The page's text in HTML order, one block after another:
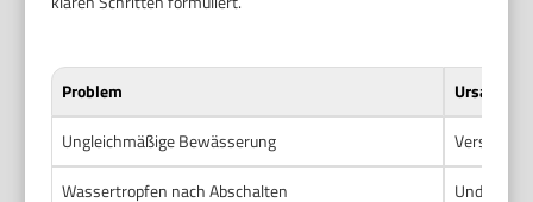
Problem
Ursache
Ungleichmäßige Bewässerung
Verstopfte
Wassertropfen nach Abschalten
Undichte